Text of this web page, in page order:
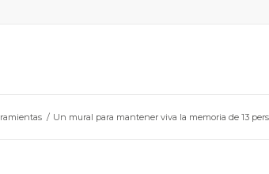
/ Un mural para mantener viva la memoria de 13